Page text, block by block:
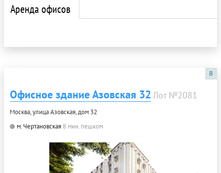
Аренда офисов
B
Офисное здание Азовская 32 Лот №2081
Москва, улица Азовская, дом 32
м. Чертановская 8 мин. пешком